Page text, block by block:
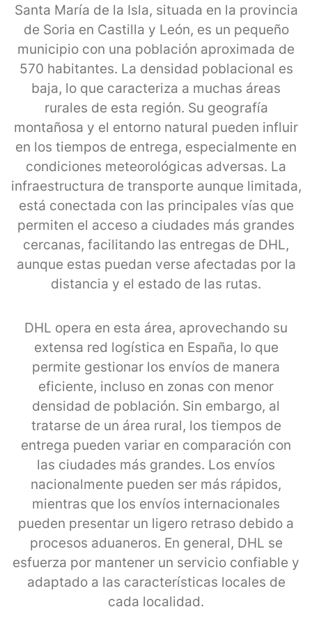
Santa María de la Isla, situada en la provincia
de Soria en Castilla y León, es un pequeño
municipio con una población aproximada de
570 habitantes. La densidad poblacional es
baja, lo que caracteriza a muchas áreas
rurales de esta región. Su geografía
montañosa y el entorno natural pueden influir
en los tiempos de entrega, especialmente en
condiciones meteorológicas adversas. La
infraestructura de transporte aunque limitada,
está conectada con las principales vías que
permiten el acceso a ciudades más grandes
cercanas, facilitando las entregas de DHL,
aunque estas puedan verse afectadas por la
distancia y el estado de las rutas.
DHL opera en esta área, aprovechando su
extensa red logística en España, lo que
permite gestionar los envíos de manera
eficiente, incluso en zonas con menor
densidad de población. Sin embargo, al
tratarse de un área rural, los tiempos de
entrega pueden variar en comparación con
las ciudades más grandes. Los envíos
nacionalmente pueden ser más rápidos,
mientras que los envíos internacionales
pueden presentar un ligero retraso debido a
procesos aduaneros. En general, DHL se
esfuerza por mantener un servicio confiable y
adaptado a las características locales de
cada localidad.